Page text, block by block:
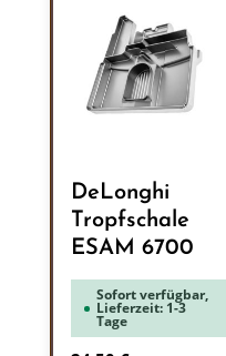
DeLonghi
Tropfschale
ESAM 6700
Sofort verfügbar,
Lieferzeit: 1-3
Tage